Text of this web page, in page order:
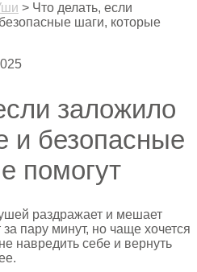
> Что делать, если
шаги, которые
заложило
и безопасные
помогут
раздражает и мешает
пару минут, но чаще хочется
навредить себе и вернуть